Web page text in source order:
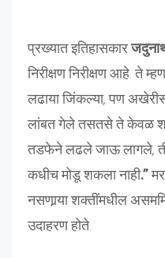
प्रख्यात इतिहासकार
निरीक्षण निरीक्षण आहे. ते
लढाया जिंकल्या,पण अखेरीस
लांबत गेले तसतसे ते केवळ
तडफेने लढले जाऊ लागले,
कधीच मोडू शकला नाही.”
नसणार्‍या शक्तींमधील
उदाहरण होते.